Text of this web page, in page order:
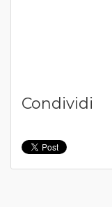
Condividi